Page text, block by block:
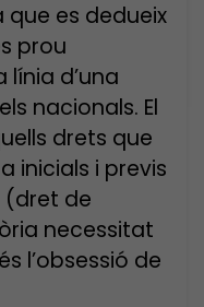
que es dedueix
prou
línia d’una
nacionals. El
drets que
inicials i previs
(dret de
necessitat
l’obsessió de